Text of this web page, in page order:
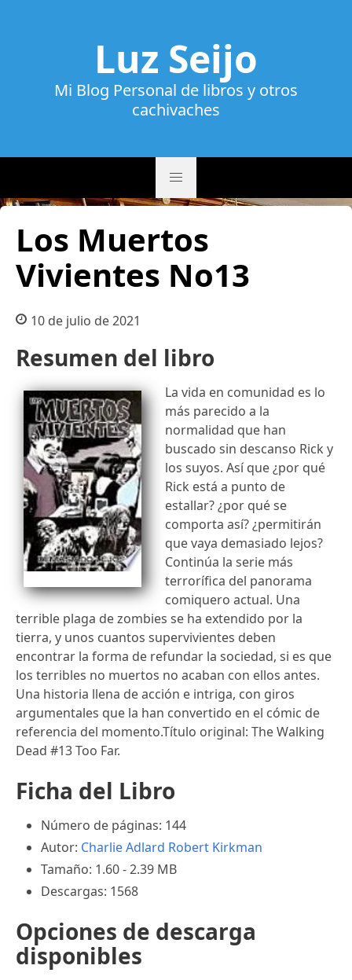
Luz Seijo
Mi Blog Personal de libros y otros
cachivaches
Los Muertos
Vivientes No13
10 de julio de 2021
Resumen del libro
La vida en comunidad es lo
más parecido a la
normalidad que han
buscado sin descanso Rick y
los suyos. Así que ¿por qué
Rick está a punto de
estallar? ¿por qué se
comporta así? ¿permitirán
que vaya demasiado lejos?
Continúa la serie más
terrorífica del panorama
comiquero actual. Una
terrible plaga de zombies se ha extendido por la
tierra, y unos cuantos supervivientes deben
encontrar la forma de refundar la sociedad, si es que
los terribles no muertos no acaban con ellos antes.
Una historia llena de acción e intriga, con giros
argumentales que la han convertido en el cómic de
referencia del momento.Título original: The Walking
Dead #13 Too Far.
Ficha del Libro
Número de páginas: 144
Autor: Charlie Adlard Robert Kirkman
Tamaño: 1.60 - 2.39 MB
Descargas: 1568
Opciones de descarga
disponibles